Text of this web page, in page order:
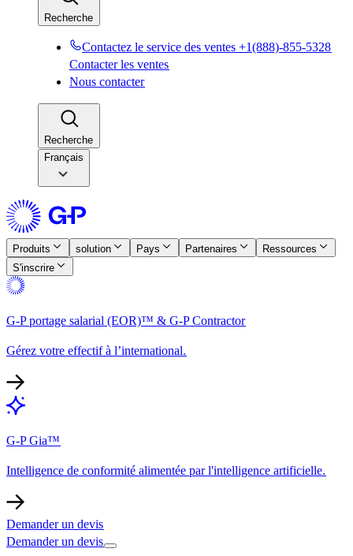
Recherche​​
Contactez le service des ventes +1(888)-855-5328​​
Contacter les ventes​​
Nous contacter​​
Recherche​​
Français
Produits​​ solution​​ Pays​​ Partenaires​​
Ressources​​
S'inscrire​​
G-P portage salarial (EOR)™ & G-P Contractor​​
Gérez votre effectif à l’international.​​
G-P Gia™​​
Intelligence de conformité alimentée par l'intelligence artificielle.​​
Demander un devis​​
Demander un devis​​